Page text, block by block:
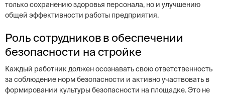
только сохранению здоровья персонала, но и улучшению
общей эффективности работы предприятия.
Роль сотрудников в обеспечении
безопасности на стройке
Каждый работник должен осознавать свою ответственность
за соблюдение норм безопасности и активно участвовать в
формировании культуры безопасности на площадке. Это не